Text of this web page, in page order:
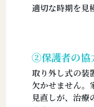
適切な時期を見
②保護者の協
取り外し式の装
欠かせません。
見直しが、治療